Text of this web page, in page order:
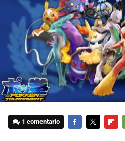
1 comentario